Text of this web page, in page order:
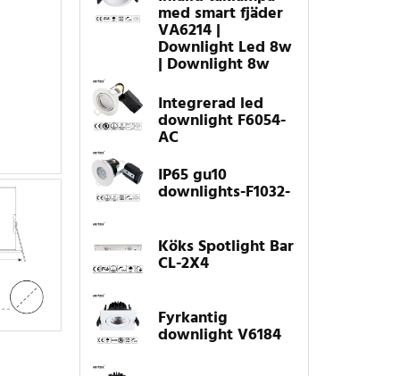
med smart fjäder
VA6214 |
Downlight Led 8w
| Downlight 8w
Integrerad led
downlight F6054-
AC
IP65 gu10
downlights-F1032-
Köks Spotlight Bar
CL-2X4
Fyrkantig
downlight V6184